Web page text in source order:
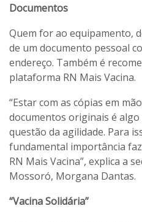
Documentos
Quem for ao equipamento,
de um documento pessoal
endereço. Também é
plataforma RN Mais Vacina.
“Estar com as cópias em
documentos originais é
questão da agilidade. Para
fundamental importância
RN Mais Vacina”, explica a
Mossoró, Morgana Dantas.
“Vacina Solidária”